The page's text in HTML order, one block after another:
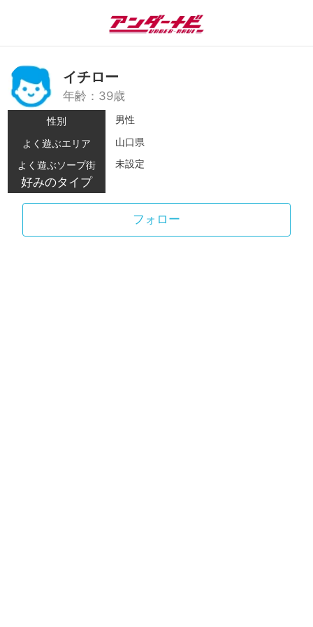
イチロー
年齢：39歳
性別
男性
よく遊ぶエリア
山口県
よく遊ぶソープ街
未設定
好みのタイプ
フォロー